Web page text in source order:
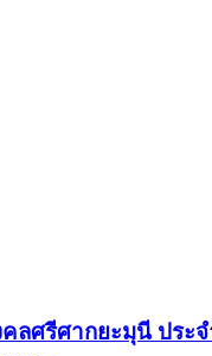
ลศรีศากยะมุนี ประ